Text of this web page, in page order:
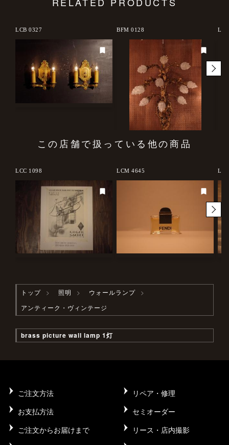
LCB 0327 BFM 0128
この店舗で扱っている他の商品
LCC 1098 LCM 4645
トップ 照明
ウォールランプ
アンティーク・ヴィンテージ
brass picture wall lamp 1灯
ご注文方法
リペア・修理
お支払方法
セミオーダー
ご注文からお届けまで
リース・店内撮影